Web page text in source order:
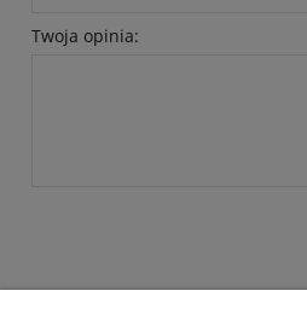
Twoja opinia: